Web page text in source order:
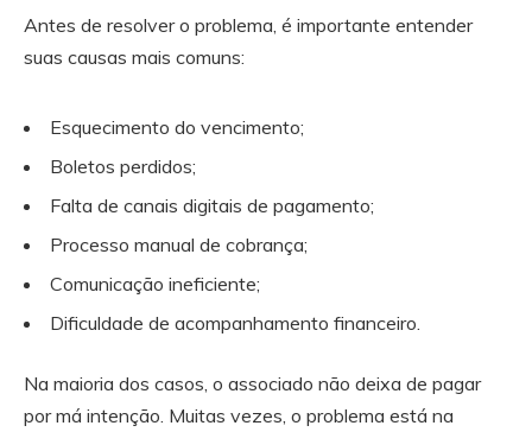
Antes de resolver o problema, é importante entender
suas causas mais comuns:
Esquecimento do vencimento;
Boletos perdidos;
Falta de canais digitais de pagamento;
Processo manual de cobrança;
Comunicação ineficiente;
Dificuldade de acompanhamento financeiro.
Na maioria dos casos, o associado não deixa de pagar
por má intenção. Muitas vezes, o problema está na